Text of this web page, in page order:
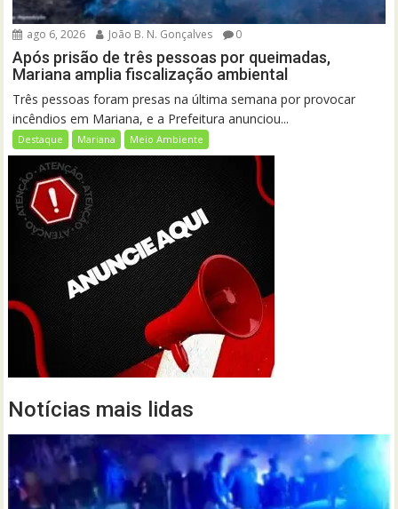
ago 6, 2026 João B. N. Gonçalves 0
Após prisão de três pessoas por queimadas,
Mariana amplia fiscalização ambiental
Três pessoas foram presas na última semana por provocar
incêndios em Mariana, e a Prefeitura anunciou...
Destaque Mariana Meio Ambiente
Notícias mais lidas